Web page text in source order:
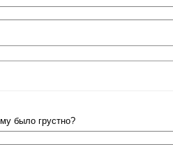
было грустно?